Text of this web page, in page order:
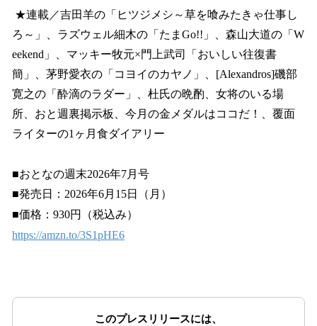
★連載／吉田羊の「ヒツジメシ～草を喰みたきゃ仕事し
ろ～」、ラズウェル細木の「たまGo!!」、森山大道の「W
eekend」、マッキー牧元×門上武司「おいしい往復書
簡」、茅野愛衣の「コヨイのカヤノ」、[Alexandros]磯部
寛之の「酔滴のラダー」、杜氏の晩酌、女将のいる場
所、おと週裏掲示板、今月の金メダルはココだ！、覆面
ライターの1ヶ月食ダイアリー
■おとなの週末2026年7月号
■発売日：2026年6月15日（月）
■価格：930円（税込み）
https://amzn.to/3S1pHE6
このプレスリリースには、